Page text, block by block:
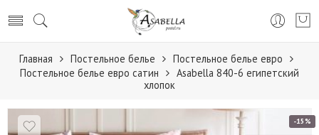
Главная Постельное белье
Постельное белье евро
Постельное белье евро сатин
Аsabella 840-6 египетский
хлопок
-15%